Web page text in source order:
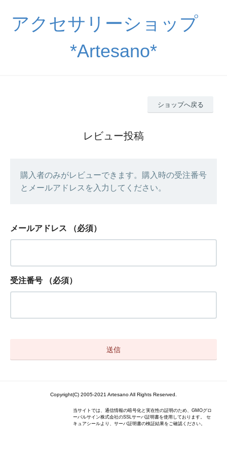
アクセサリーショップ
*Artesano*
ショップへ戻る
レビュー投稿
購入者のみがレビューできます。購入時の受注番号
とメールアドレスを入力してください。
メールアドレス （必須）
受注番号 （必須）
Copyright(C) 2005-2021 Artesano All Rights Reserved.
当サイトでは、通信情報の暗号化と実在性の証明のため、GMOグロ
ーバルサイン株式会社のSSLサーバ証明書を使用しております。 セ
キュアシールより、サーバ証明書の検証結果をご確認ください。